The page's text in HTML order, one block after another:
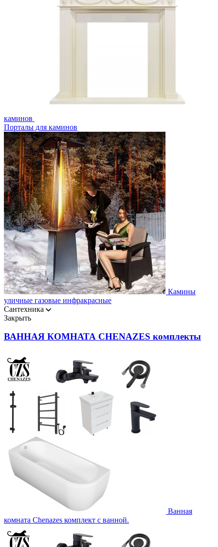
каминов
Порталы для каминов
Камины
уличные газовые инфракрасные
Сантехника
Закрыть
ВАННАЯ КОМНАТА CHENAZES комплекты
Ванная
комната Chenazes комплект с ванной.